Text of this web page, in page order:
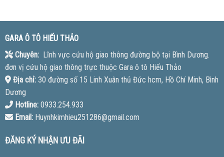
GARA Ô TÔ HIẾU THẢO
Chuyên:Lĩnh vực cứu hộ giao thông đường bộ tại Bình Dương.
đơn vị cứu hộ giao thông trực thuộc Gara ô tô Hiếu Thảo
Địa chỉ:30 đường số 15 Linh Xuân thủ Đức hcm, Hồ Chí Minh, Bình
Dương
Hotline:0933.254.933
Email:Huynhkimhieu251286@gmail.com
ĐĂNG KÝ NHẬN ƯU ĐÃI